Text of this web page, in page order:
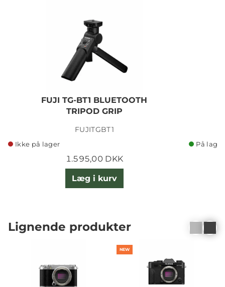
FUJI TG-BT1 BLUETOOTH
TRIPOD GRIP
FUJITGBT1
Ikke på lager
1.595,00 DKK
Læg i kurv
På lager
Lignende produkter
NEW